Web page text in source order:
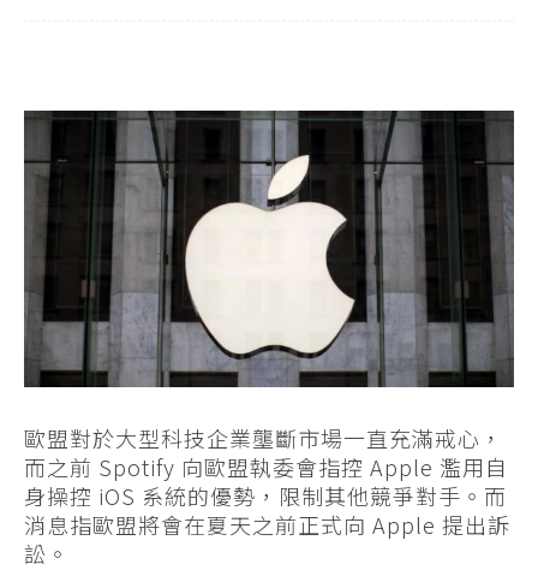
歐盟對於大型科技企業壟斷市場一直充滿戒心，
而之前 Spotify 向歐盟執委會指控 Apple 濫用自
身操控 iOS 系統的優勢，限制其他競爭對手。而
消息指歐盟將會在夏天之前正式向 Apple 提出訴
訟。